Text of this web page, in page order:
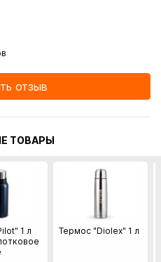
отзыв
ТОВАРЫ
1 л
Термос "Diolex" 1 л